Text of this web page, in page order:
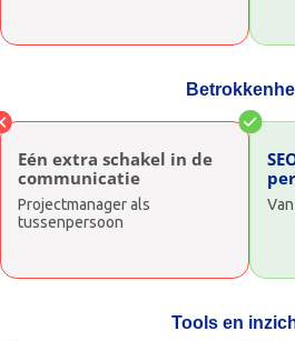
Eén extra schakel in de
communicatie
Projectmanager als
tussenpersoon
Tools en